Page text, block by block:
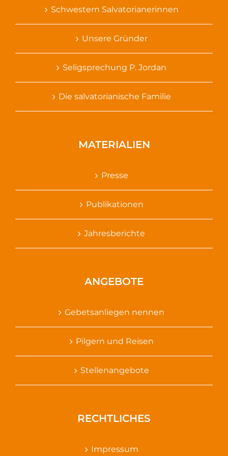
Schwestern Salvatorianerinnen
Unsere Gründer
Seligsprechung P. Jordan
Die salvatorianische Familie
MATERIALIEN
Presse
Publikationen
Jahresberichte
ANGEBOTE
Gebetsanliegen nennen
Pilgern und Reisen
Stellenangebote
RECHTLICHES
Impressum